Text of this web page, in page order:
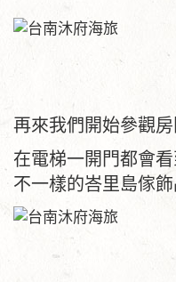
再來我們開始參觀
在電梯一開門都會
不一樣的峇里島傢